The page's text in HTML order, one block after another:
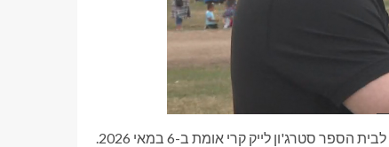
סטרג'ון לייק קרי אומת ב-6 במאי 2026.